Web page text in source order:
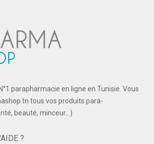
parapharmacie en ligne en Tunisie. Vous
tous vos produits para-
beauté, minceur...)
?